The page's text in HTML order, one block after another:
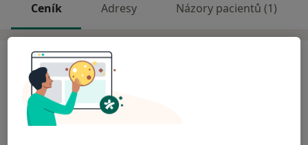
Ceník Adresy Názory pacientů (1)
Ceník
Informace o službách a cenách nejsou k dispozici
Tento specialista ještě nepřidával žádné informace o